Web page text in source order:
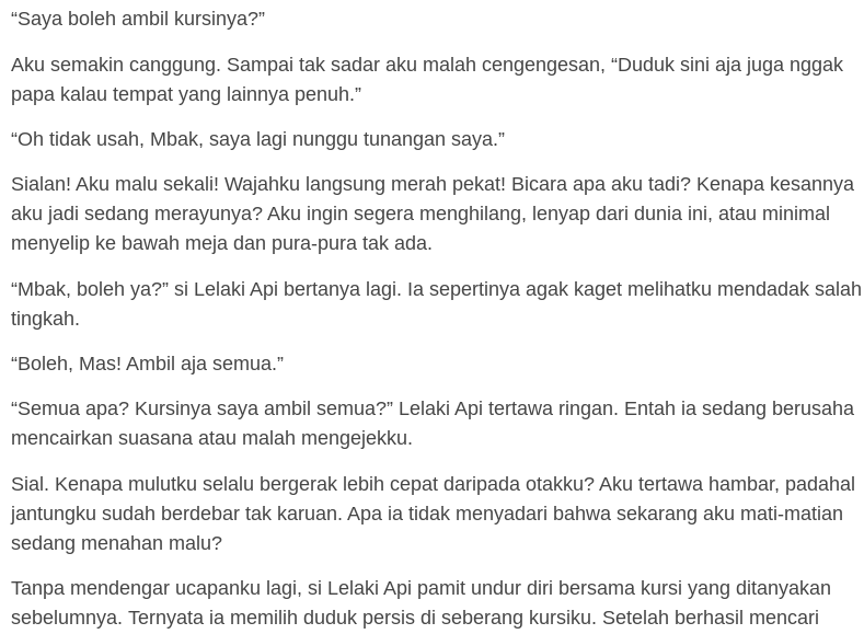
“Saya boleh ambil kursinya?”
Aku semakin canggung. Sampai tak sadar aku malah cengengesan, “Duduk sini aja juga nggak
papa kalau tempat yang lainnya penuh.”
“Oh tidak usah, Mbak, saya lagi nunggu tunangan saya.”
Sialan! Aku malu sekali! Wajahku langsung merah pekat! Bicara apa aku tadi? Kenapa kesannya
aku jadi sedang merayunya? Aku ingin segera menghilang, lenyap dari dunia ini, atau minimal
menyelip ke bawah meja dan pura-pura tak ada.
“Mbak, boleh ya?” si Lelaki Api bertanya lagi. Ia sepertinya agak kaget melihatku mendadak salah
tingkah.
“Boleh, Mas! Ambil aja semua.”
“Semua apa? Kursinya saya ambil semua?” Lelaki Api tertawa ringan. Entah ia sedang berusaha
mencairkan suasana atau malah mengejekku.
Sial. Kenapa mulutku selalu bergerak lebih cepat daripada otakku? Aku tertawa hambar, padahal
jantungku sudah berdebar tak karuan. Apa ia tidak menyadari bahwa sekarang aku mati-matian
sedang menahan malu?
Tanpa mendengar ucapanku lagi, si Lelaki Api pamit undur diri bersama kursi yang ditanyakan
sebelumnya. Ternyata ia memilih duduk persis di seberang kursiku. Setelah berhasil mencari